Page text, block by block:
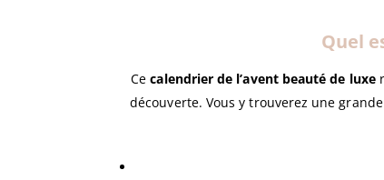
Quel
Cecalendrier de l’avent beauté de luxe
découverte. Vous y trouverez une